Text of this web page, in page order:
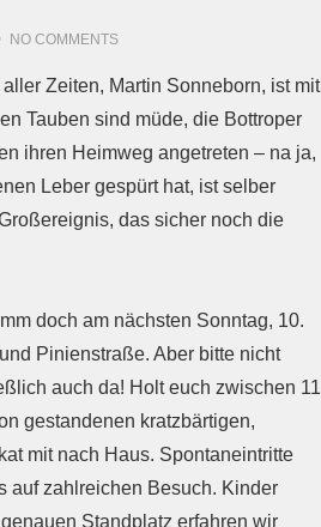
NO COMMENTS
Zeiten, Martin Sonneborn, ist mit
Tauben sind müde, die Bottroper
ihren Heimweg angetreten – na ja,
Leber gespürt hat, ist selber
das sicher noch die
doch am nächsten Sonntag, 10.
Pinienstraße. Aber bitte nicht
auch da! Holt euch zwischen 11
gestandenen kratzbärtigen,
mit nach Haus. Spontaneintritte
auf zahlreichen Besuch. Kinder
Standplatz erfahren wir